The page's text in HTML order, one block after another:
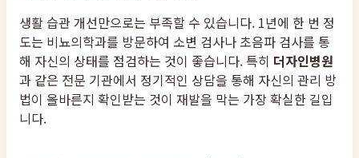
생활 습관 개선만으로는 부족할 수 있습니다. 1년에 한 번 정
도는 비뇨의학과를 방문하여 소변 검사나 초음파 검사를 통
해 자신의 상태를 점검하는 것이 좋습니다. 특히 더자인병원
과 같은 전문 기관에서 정기적인 상담을 통해 자신의 관리 방
법이 올바른지 확인받는 것이 재발을 막는 가장 확실한 길입
니다.